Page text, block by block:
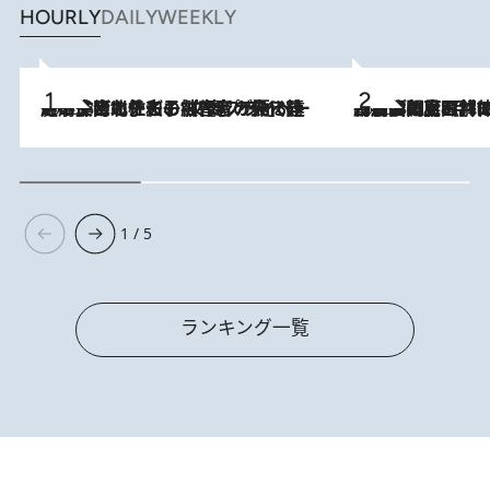
HOURLYDAILYWEEKLY
2026.8.3
《「文士の子ども被害者の会」発足！》阿川佐和子（72）が語る遠藤周作に北杜夫、劇作家・矢代静一の子どもたちの“文豪プライベート事件簿” 2026.8.8
「最後に見られてよかった」上野動物園の東園パンダ舎が解体前に特別公開。8月16日まで延長されたパネル展と共に辿る“半世紀”のパンダ飼育《解体工事の図面あり》
1 / 5
ランキング一覧